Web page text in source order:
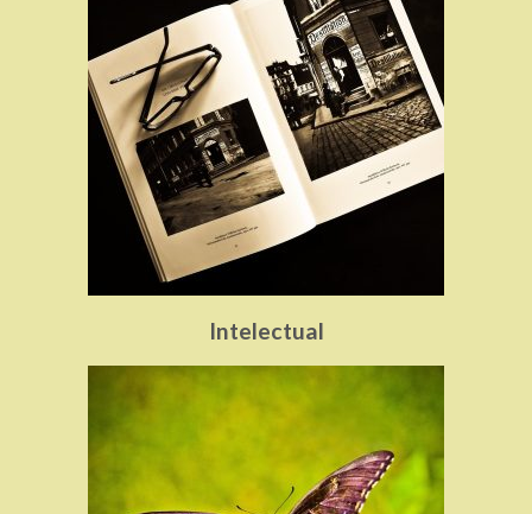
Intelectual